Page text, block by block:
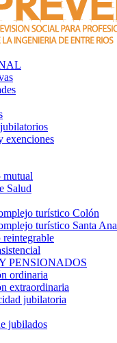
exenciones
mutual
Salud
turístico Colón
turístico Santa Ana
reintegrable
PENSIONADOS
ordinaria
extraordinaria
jubilatoria
jubilados